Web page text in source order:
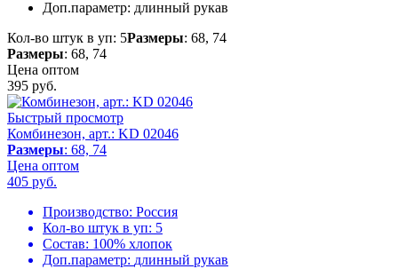
Доп.параметр: длинный рукав
Кол-во штук в уп: 5Размеры: 68, 74
Размеры: 68, 74
Цена оптом
395 руб.
Быстрый просмотр
Комбинезон, арт.: KD 02046
Размеры: 68, 74
Цена оптом
405 руб.
Производство: Россия
Кол-во штук в уп: 5
Состав: 100% хлопок
Доп.параметр: длинный рукав